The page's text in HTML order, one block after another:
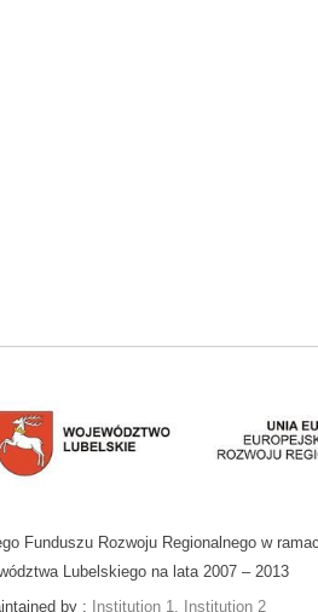
Funduszu Rozwoju Regionalnego w
Lubelskiego na lata 2007 – 2013
by : Institution 1, Institution 2